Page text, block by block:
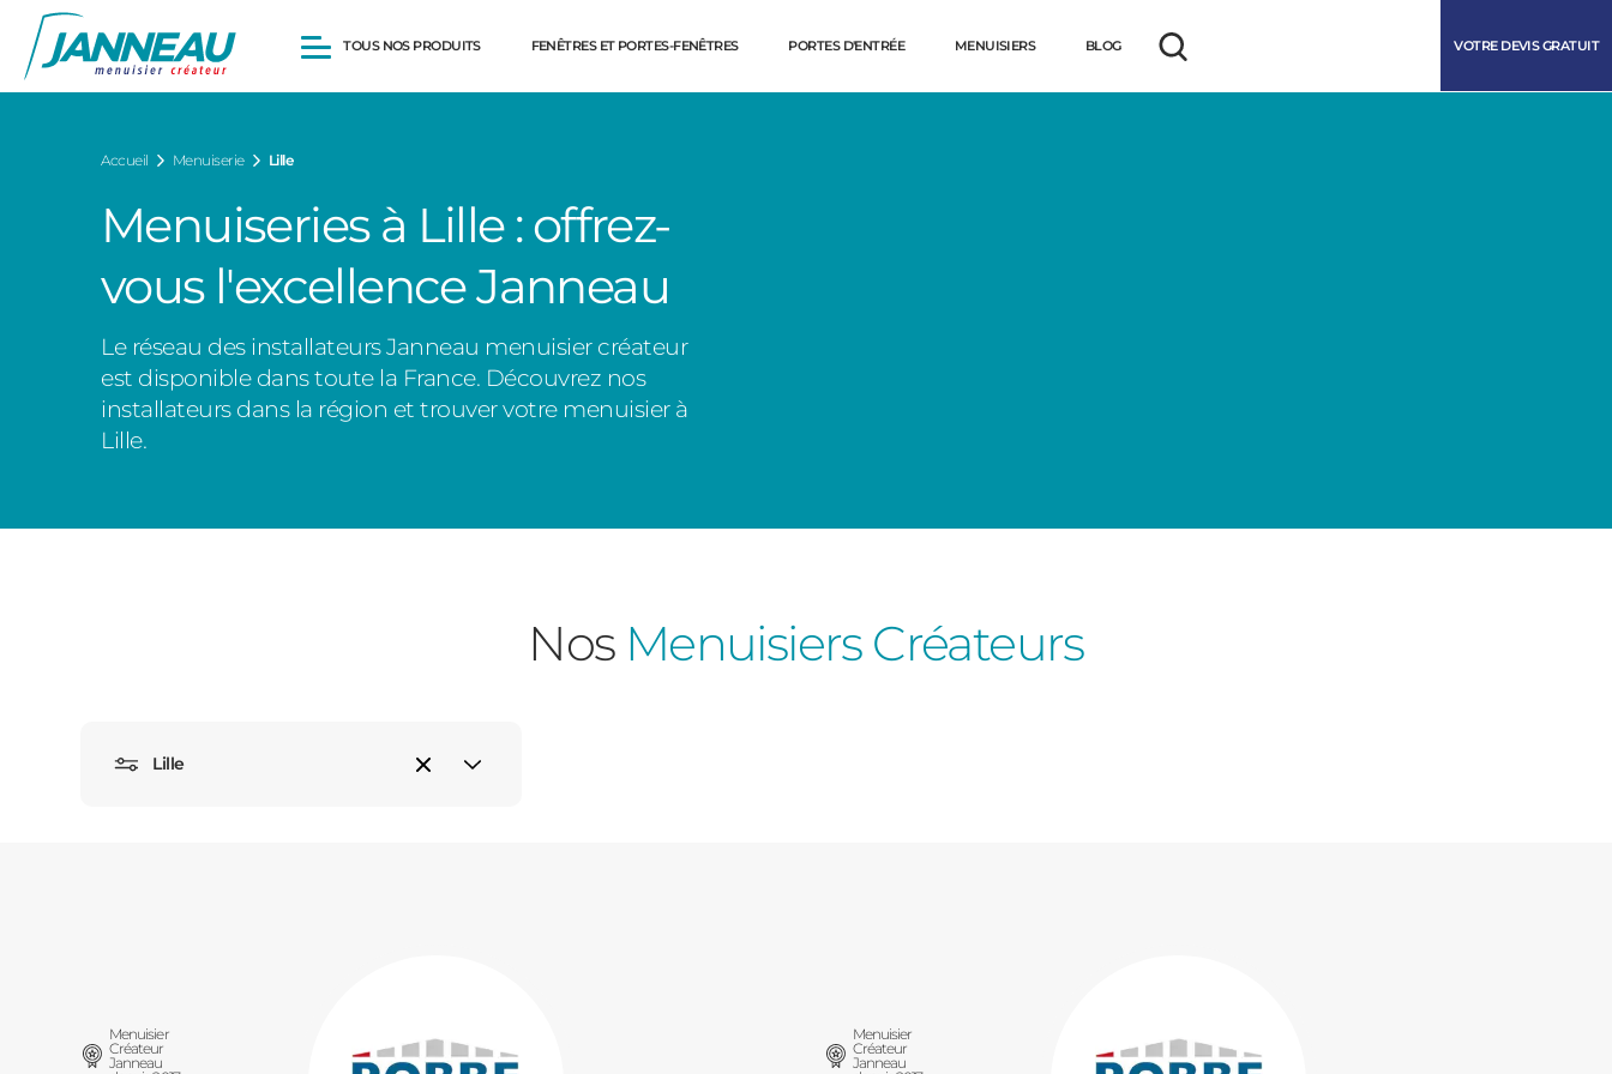
TOUS NOS PRODUITS
Baies vitrées
Volets roulants
Pergolas
Portails et portillons
Carports
FENÊTRES ET PORTES-FENÊTRES PORTES D'ENTRÉE MENUISIERS BLOG
Rechercher
VOTRE DEVIS GRATUIT
Accueil Menuiserie Lille
Menuiseries à Lille : offrez-
vous l'excellence Janneau
Le réseau des installateurs Janneau menuisier créateur
est disponible dans toute la France. Découvrez nos
installateurs dans la région et trouver votre menuisier à
Lille.
Nos Menuisiers Créateurs
Lille
Menuisier
Créateur
Janneau
Menuisier
Créateur
Janneau